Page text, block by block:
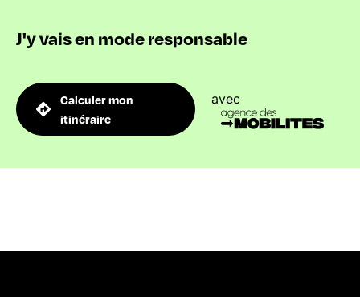
J'y vais en mode responsable
Calculer mon
itinéraire
avec